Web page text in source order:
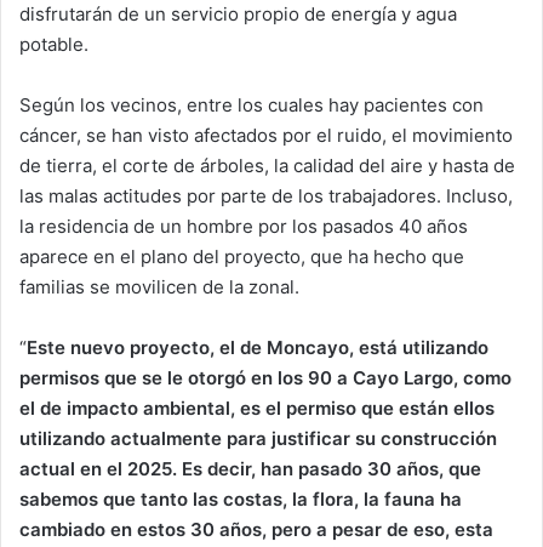
disfrutarán de un servicio propio de energía y agua
potable.
Según los vecinos, entre los cuales hay pacientes con
cáncer, se han visto afectados por el ruido, el movimiento
de tierra, el corte de árboles, la calidad del aire y hasta de
las malas actitudes por parte de los trabajadores. Incluso,
la residencia de un hombre por los pasados 40 años
aparece en el plano del proyecto, que ha hecho que
familias se movilicen de la zonal.
“Este nuevo proyecto, el de Moncayo, está utilizando
permisos que se le otorgó en los 90 a Cayo Largo, como
el de impacto ambiental, es el permiso que están ellos
utilizando actualmente para justificar su construcción
actual en el 2025. Es decir, han pasado 30 años, que
sabemos que tanto las costas, la flora, la fauna ha
cambiado en estos 30 años, pero a pesar de eso, esta